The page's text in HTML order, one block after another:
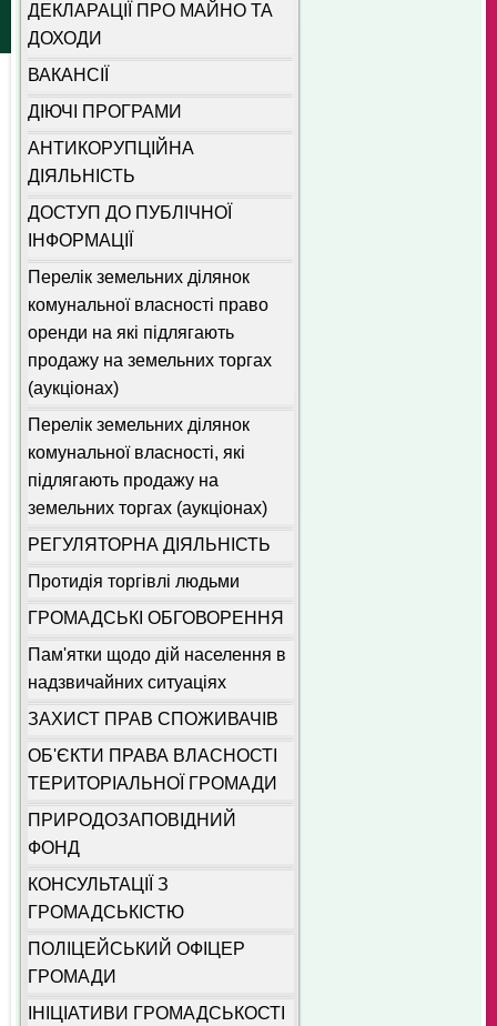
ДЕКЛАРАЦІЇ ПРО МАЙНО ТА
ДОХОДИ
ВАКАНСІЇ
ДІЮЧІ ПРОГРАМИ
АНТИКОРУПЦІЙНА
ДІЯЛЬНІСТЬ
ДОСТУП ДО ПУБЛІЧНОЇ
ІНФОРМАЦІЇ
Перелік земельних ділянок
комунальної власності право
оренди на які підлягають
продажу на земельних торгах
(аукціонах)
Перелік земельних ділянок
комунальної власності, які
підлягають продажу на
земельних торгах (аукціонах)
РЕГУЛЯТОРНА ДІЯЛЬНІСТЬ
Протидія торгівлі людьми
ГРОМАДСЬКІ ОБГОВОРЕННЯ
Пам'ятки щодо дій населення в
надзвичайних ситуаціях
ЗАХИСТ ПРАВ СПОЖИВАЧІВ
ОБ'ЄКТИ ПРАВА ВЛАСНОСТІ
ТЕРИТОРІАЛЬНОЇ ГРОМАДИ
ПРИРОДОЗАПОВІДНИЙ
ФОНД
КОНСУЛЬТАЦІЇ З
ГРОМАДСЬКІСТЮ
ПОЛІЦЕЙСЬКИЙ ОФІЦЕР
ГРОМАДИ
ІНІЦІАТИВИ ГРОМАДСЬКОСТІ